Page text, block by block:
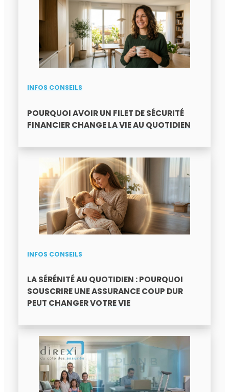
INFOS CONSEILS
POURQUOI AVOIR UN FILET DE SÉCURITÉ
FINANCIER CHANGE LA VIE AU QUOTIDIEN
INFOS CONSEILS
LA SÉRÉNITÉ AU QUOTIDIEN : POURQUOI
SOUSCRIRE UNE ASSURANCE COUP DUR
PEUT CHANGER VOTRE VIE